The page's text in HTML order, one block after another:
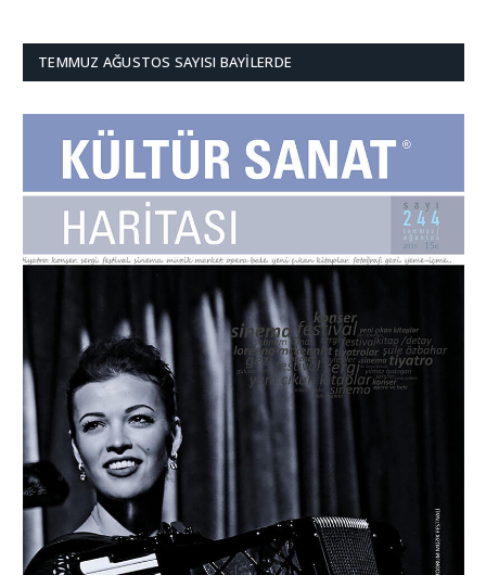
TEMMUZ AĞUSTOS SAYISI BAYILERDE